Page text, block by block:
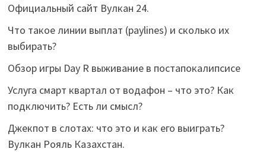
Официальный сайт Вулкан 24.
Что такое линии выплат (paylines) и сколько их
выбирать?
Обзор игры Day R выживание в постапокалипсисе
Услуга смарт квартал от водафон – что это? Как
подключить? Есть ли смысл?
Джекпот в слотах: что это и как его выиграть?
Вулкан Рояль Казахстан.